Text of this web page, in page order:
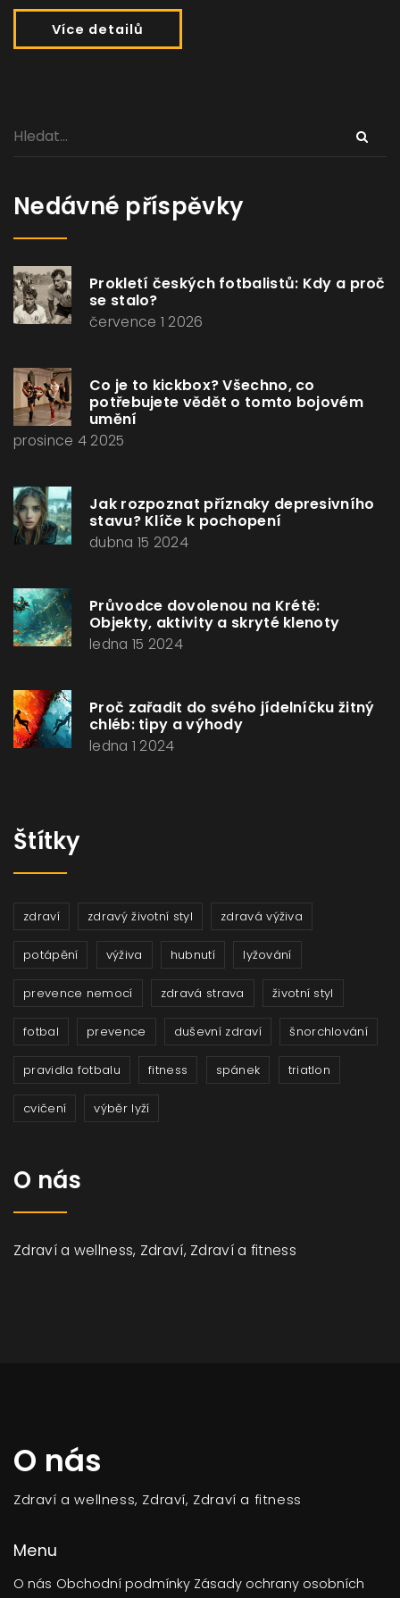
Více detailů
Nedávné příspěvky
Prokletí českých fotbalistů: Kdy a proč
se stalo?
července 1 2026
Co je to kickbox? Všechno, co
potřebujete vědět o tomto bojovém
umění
prosince 4 2025
Jak rozpoznat příznaky depresivního
stavu? Klíče k pochopení
dubna 15 2024
Průvodce dovolenou na Krétě:
Objekty, aktivity a skryté klenoty
ledna 15 2024
Proč zařadit do svého jídelníčku žitný
chléb: tipy a výhody
ledna 1 2024
Štítky
zdraví zdravý životní styl zdravá výživa
potápění výživa hubnutí lyžování
prevence nemocí zdravá strava životní styl
fotbal prevence duševní zdraví šnorchlování
pravidla fotbalu fitness spánek triatlon
cvičení výběr lyží
O nás
Zdraví a wellness, Zdraví, Zdraví a fitness
O nás
Zdraví a wellness, Zdraví, Zdraví a fitness
Menu
O nás Obchodní podmínky Zásady ochrany osobních